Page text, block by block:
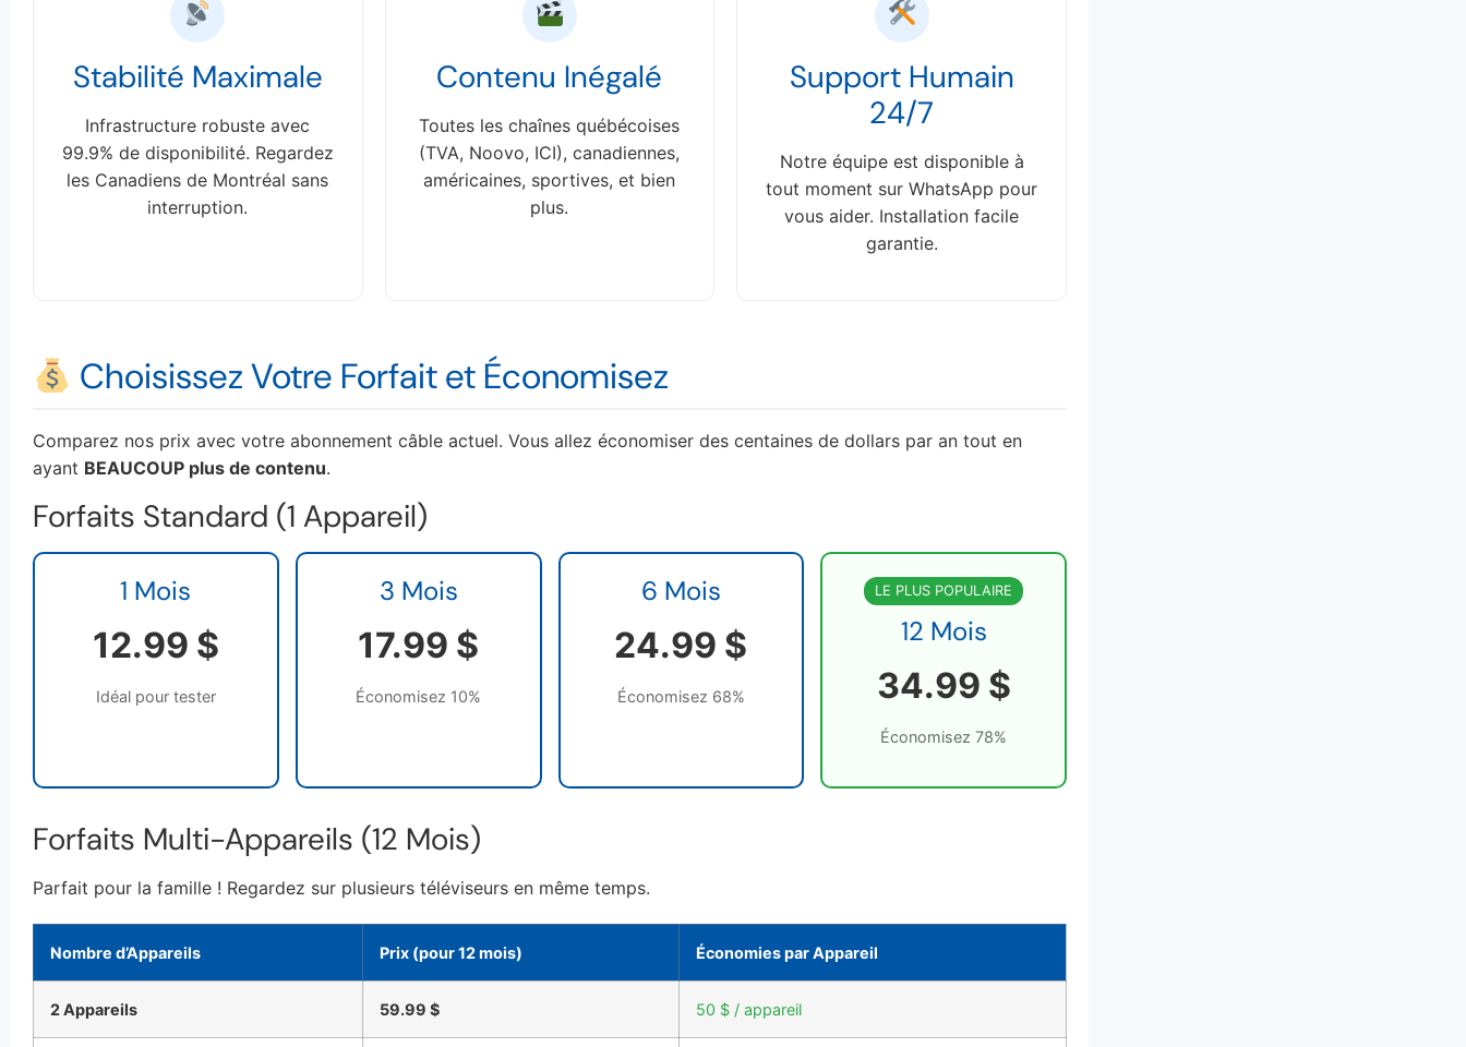
Stabilité Maximale
Infrastructure robuste avec
99.9% de disponibilité. Regardez
les Canadiens de Montréal sans
interruption.
Contenu Inégalé
Toutes les chaînes québécoises
(TVA, Noovo, ICI), canadiennes,
américaines, sportives, et bien
plus.
Support Humain
24/7
Notre équipe est disponible à
tout moment sur WhatsApp pour
vous aider. Installation facile
garantie.
Choisissez Votre Forfait et Économisez
Comparez nos prix avec votre abonnement câble actuel. Vous allez économiser des centaines de dollars par an tout en
ayant BEAUCOUP plus de contenu.
Forfaits Standard (1 Appareil)
1 Mois
12.99 $
Idéal pour tester
3 Mois
17.99 $
Économisez 10%
6 Mois
24.99 $
Économisez 68%
LE PLUS POPULAIRE
12 Mois
34.99 $
Économisez 78%
Forfaits Multi-Appareils (12 Mois)
Parfait pour la famille ! Regardez sur plusieurs téléviseurs en même temps.
Nombre d’Appareils Prix (pour 12 mois) Économies par Appareil
2 Appareils 59.99 $ 50 $ / appareil